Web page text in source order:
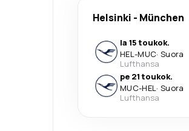
Helsinki - München
la 15 toukok.
HEL-MUC· Suora
Lufthansa
pe 21 toukok.
MUC-HEL· Suora
Lufthansa